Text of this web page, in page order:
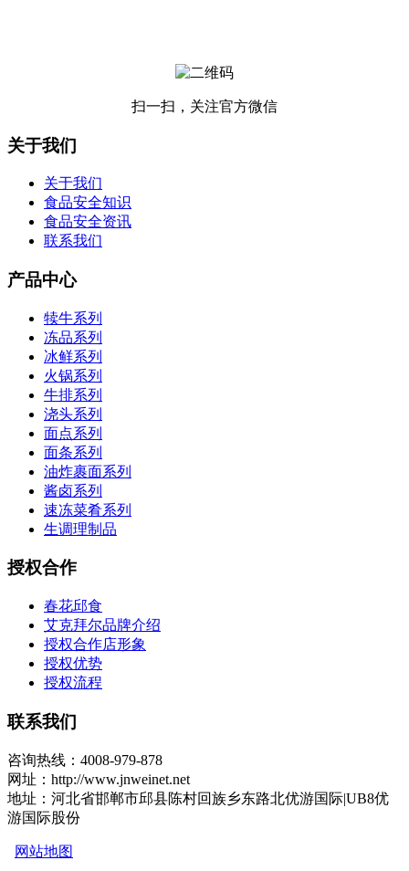
扫一扫，关注官方微信
关于我们
关于我们
食品安全知识
食品安全资讯
联系我们
产品中心
犊牛系列
冻品系列
冰鲜系列
火锅系列
牛排系列
浇头系列
面点系列
面条系列
油炸裹面系列
酱卤系列
速冻菜肴系列
生调理制品
授权合作
春花邱食
艾克拜尔品牌介绍
授权合作店形象
授权优势
授权流程
联系我们
咨询热线：4008-979-878
网址：http://www.jnweinet.net
地址：河北省邯郸市邱县陈村回族乡东路北优游国际|UB8优
游国际股份
网站地图